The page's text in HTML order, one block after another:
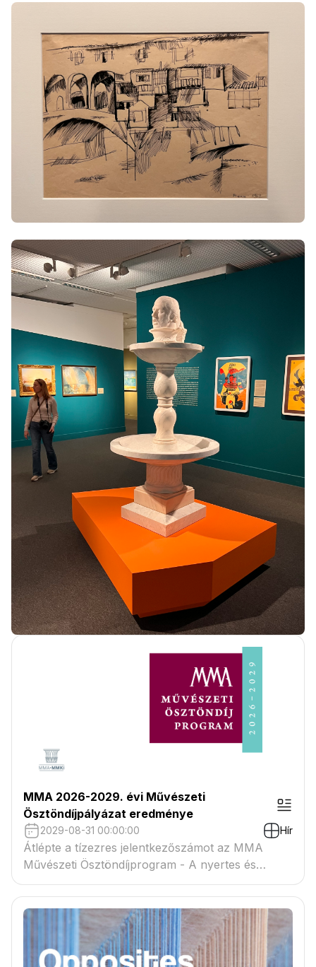
MMA 2026-2029. évi Művészeti
Ösztöndíjpályázat eredménye
2029-08-31 00:00:00 Hír
Átlépte a tízezres jelentkezőszámot az MMA
Művészeti Ösztöndíjprogram - A nyertes és
tartaléklistás pályázók névsora megtekinthető a
csatolmányban